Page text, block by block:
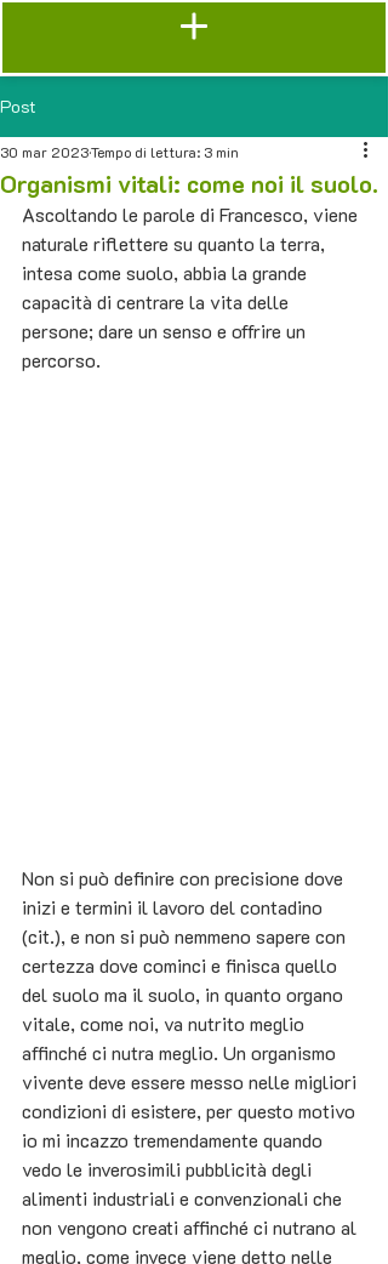
Post
Organismi vitali: come noi il suolo.
30 mar 2023Tempo di lettura: 3 min
Ascoltando le parole di Francesco, viene
naturale riflettere su quanto la terra,
intesa come suolo, abbia la grande
capacità di centrare la vita delle
persone; dare un senso e offrire un
percorso.
Non si può definire con precisione dove
inizi e termini il lavoro del contadino
(cit.), e non si può nemmeno sapere con
certezza dove cominci e finisca quello
del suolo ma il suolo, in quanto organo
vitale, come noi, va nutrito meglio
affinché ci nutra meglio. Un organismo
vivente deve essere messo nelle migliori
condizioni di esistere, per questo motivo
io mi incazzo tremendamente quando
vedo le inverosimili pubblicità degli
alimenti industriali e convenzionali che
non vengono creati affinché ci nutrano al
meglio, come invece viene detto nelle